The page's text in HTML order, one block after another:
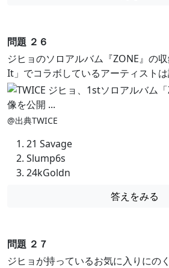
問題 ２６
ジヒョのソロアルバム『ZONE』の
It」でコラボしているアーティスト
@出典TWICE
21 Savage
Slump6s
24kGoldn
答えをみる
問題 ２７
ジヒョが持っているお気に入りにの